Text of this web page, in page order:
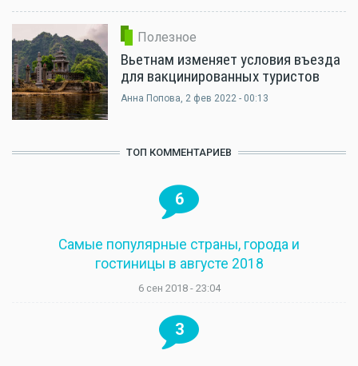
Полезное
Вьетнам изменяет условия въезда
для вакцинированных туристов
Анна Попова, 2 фев 2022 - 00:13
ТОП КОММЕНТАРИЕВ
6
Самые популярные страны, города и
гостиницы в августе 2018
6 сен 2018 - 23:04
3